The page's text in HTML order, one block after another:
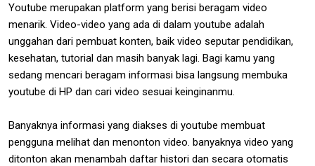
Youtube merupakan platform yang berisi beragam video
menarik. Video-video yang ada di dalam youtube adalah
unggahan dari pembuat konten, baik video seputar pendidikan,
kesehatan, tutorial dan masih banyak lagi. Bagi kamu yang
sedang mencari beragam informasi bisa langsung membuka
youtube di HP dan cari video sesuai keinginanmu.
Banyaknya informasi yang diakses di youtube membuat
pengguna melihat dan menonton video. banyaknya video yang
ditonton akan menambah daftar histori dan secara otomatis